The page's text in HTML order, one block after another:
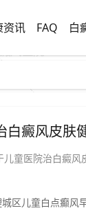
资讯 FAQ 白
白癜风皮肤
童医院治白癜风
区儿童白点癫风